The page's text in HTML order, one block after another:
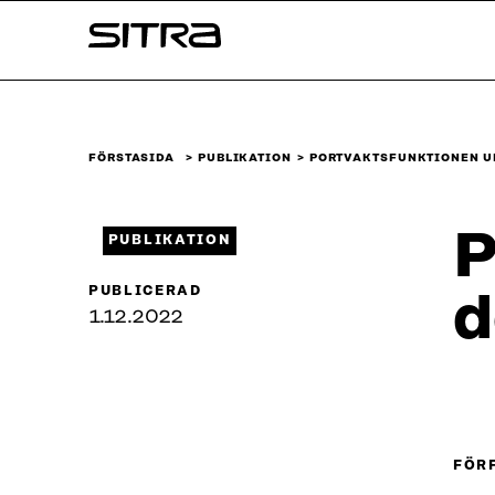
↓
Sitra
FÖRSTASIDA PUBLIKATION PORTVAKTSFUNKTIONEN
PUBLIKATION
PUBLICERAD
1.12.2022